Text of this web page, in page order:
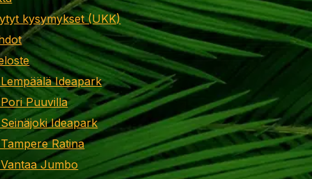
kysymykset (UKK)
Ideapark
Puuvilla
Ideapark
Ratina
Jumbo